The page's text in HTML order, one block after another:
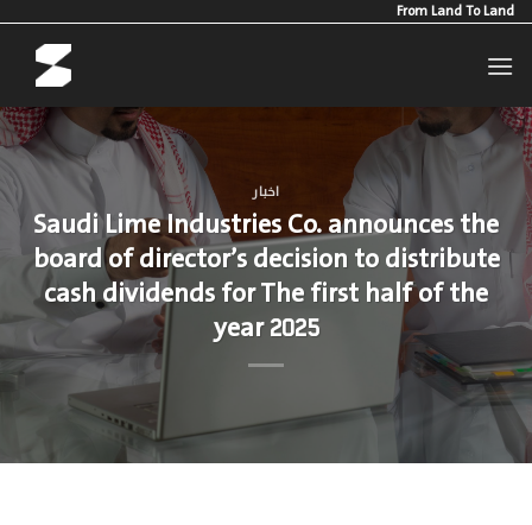
Skip
content
From Land To Land
اخبار
Saudi Lime Industries Co. announces the
board of director’s decision to distribute
cash dividends for The first half of the
year 2025